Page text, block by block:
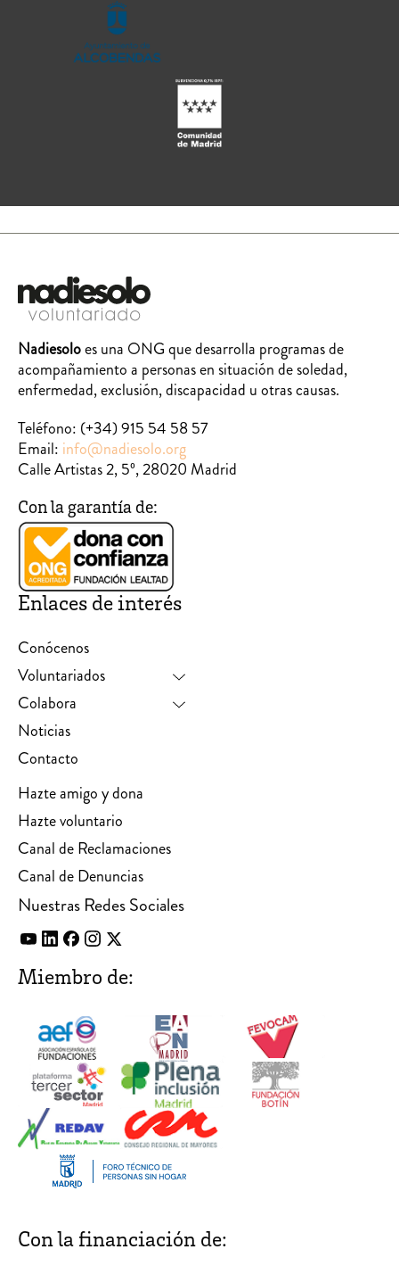
Nadiesoloes una ONG que desarrolla programas de
acompañamiento a personas en situación de soledad,
enfermedad, exclusión, discapacidad u otras causas.
Teléfono: (+34) 915 54 58 57
Email: info@nadiesolo.org
Calle Artistas 2, 5º, 28020 Madrid
Con la garantía de:
Enlaces de interés
Conócenos
Voluntariados
Colabora
Noticias
Contacto
Hazte amigo y dona
Hazte voluntario
Canal de Reclamaciones
Canal de Denuncias
Nuestras Redes Sociales
Miembro de:
Con la financiación de: